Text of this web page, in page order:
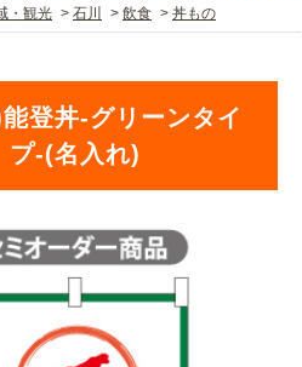
探す
ード
イド
トップ
・観光 石川 飲食 丼もの
登丼-グリーンタイ
プ-(名入れ)